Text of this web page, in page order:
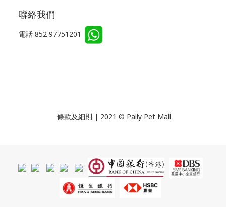
聯絡我們
電話 852 97751201
條款及細則 | 2021 © Pally Pet Mall